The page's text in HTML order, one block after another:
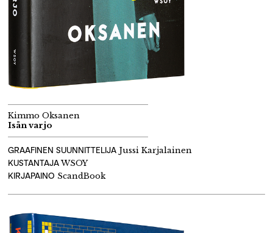
Kimmo Oksanen
Isän varjo
GRAAFINEN SUUNNITTELIJA Jussi Karjalainen
KUSTANTAJAWSOY
KIRJAPAINO ScandBook